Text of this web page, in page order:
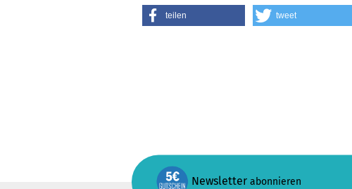
teilen tweet
Newsletter abonnieren